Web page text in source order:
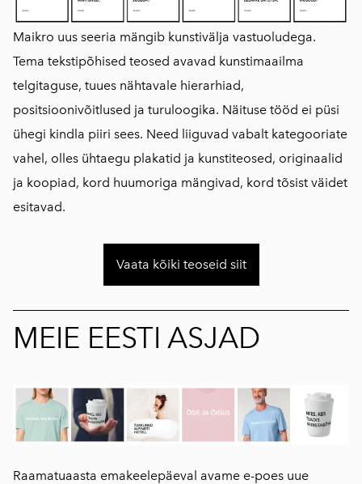
Maikro uus seeria mängib kunstivälja vastuoludega.
Tema tekstipõhised teosed avavad kunstimaailma
telgitaguse, tuues nähtavale hierarhiad,
positsioonivõitlused ja turuloogika. Näituse tööd ei püsi
ühegi kindla piiri sees. Need liiguvad vabalt kategooriate
vahel, olles ühtaegu plakatid ja kunstiteosed, originaalid
ja koopiad, kord huumoriga mängivad, kord tõsist väidet
esitavad.
Vaata kõiki teoseid siit
MEIE EESTI ASJAD
Raamatuaasta emakeelepäeval avame e-poes uue